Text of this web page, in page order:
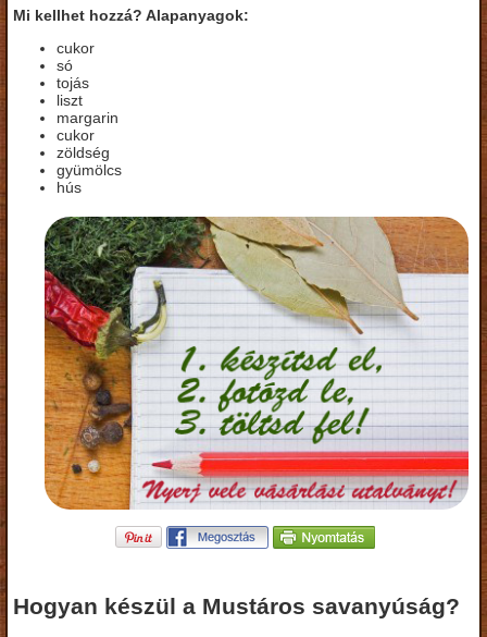
Mi kellhet hozzá? Alapanyagok:
cukor
só
tojás
liszt
margarin
cukor
zöldség
gyümölcs
hús
Hogyan készül a Mustáros savanyúság?